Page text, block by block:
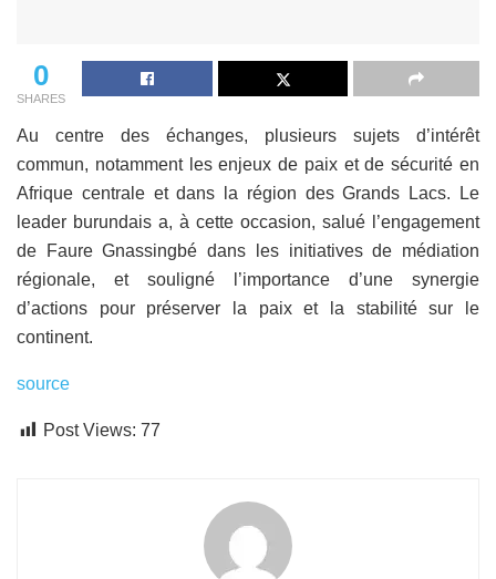
0
SHARES
Au centre des échanges, plusieurs sujets d’intérêt
commun, notamment les enjeux de paix et de sécurité en
Afrique centrale et dans la région des Grands Lacs. Le
leader burundais a, à cette occasion, salué l’engagement
de Faure Gnassingbé dans les initiatives de médiation
régionale, et souligné l’importance d’une synergie
d’actions pour préserver la paix et la stabilité sur le
continent.
source
Post Views: 77